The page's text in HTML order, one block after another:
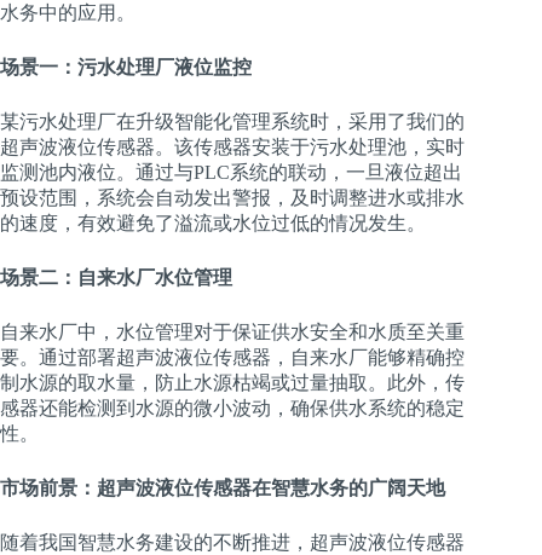
水务中的应用。
场景一：污水处理厂液位监控
某污水处理厂在升级智能化管理系统时，采用了我们的
超声波液位传感器。该传感器安装于污水处理池，实时
监测池内液位。通过与PLC系统的联动，一旦液位超出
预设范围，系统会自动发出警报，及时调整进水或排水
的速度，有效避免了溢流或水位过低的情况发生。
场景二：自来水厂水位管理
自来水厂中，水位管理对于保证供水安全和水质至关重
要。通过部署超声波液位传感器，自来水厂能够精确控
制水源的取水量，防止水源枯竭或过量抽取。此外，传
感器还能检测到水源的微小波动，确保供水系统的稳定
性。
市场前景：超声波液位传感器在智慧水务的广阔天地
随着我国智慧水务建设的不断推进，超声波液位传感器